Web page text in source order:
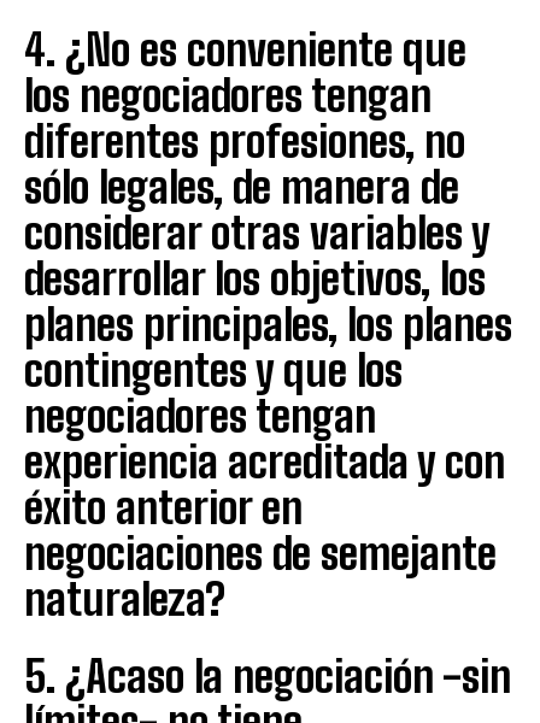
4. ¿No es conveniente que
los negociadores tengan
diferentes profesiones, no
sólo legales, de manera de
considerar otras variables y
desarrollar los objetivos, los
planes principales, los planes
contingentes y que los
negociadores tengan
experiencia acreditada y con
éxito anterior en
negociaciones de semejante
naturaleza?
5. ¿Acaso la negociación -sin